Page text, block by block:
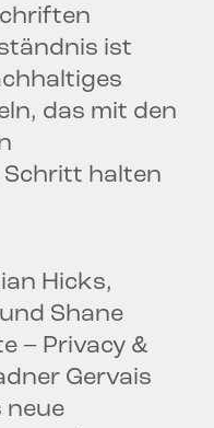
ist
das mit den
halten
Hicks,
Shane
– Privacy &
Gervais
neue